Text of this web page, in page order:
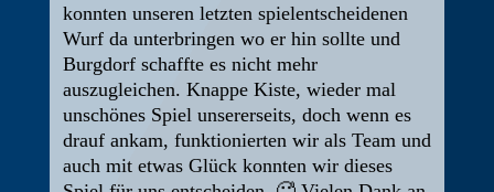
konnten unseren letzten spielentscheidenen
Wurf da unterbringen wo er hin sollte und
Burgdorf schaffte es nicht mehr
auszugleichen. Knappe Kiste, wieder mal
unschönes Spiel unsererseits, doch wenn es
drauf ankam, funktionierten wir als Team und
auch mit etwas Glück konnten wir dieses